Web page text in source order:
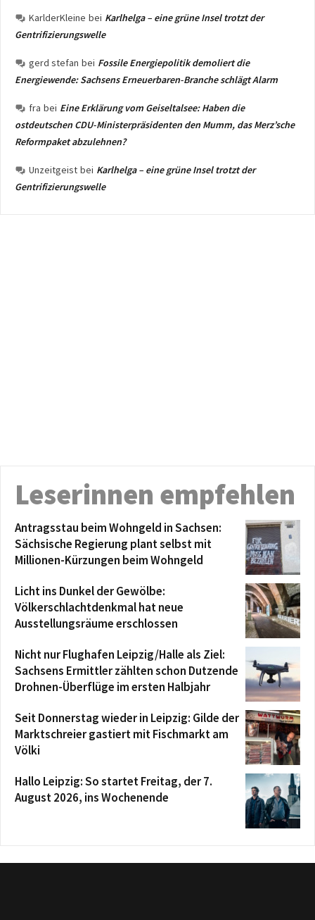
KarlderKleine bei Karlhelga – eine grüne Insel trotzt der
Gentrifizierungswelle
gerd stefan bei Fossile Energiepolitik demoliert die
Energiewende: Sachsens Erneuerbaren-Branche schlägt Alarm
fra bei Eine Erklärung vom Geiseltalsee: Haben die
ostdeutschen CDU-Ministerpräsidenten den Mumm, das Merz’sche
Reformpaket abzulehnen?
Unzeitgeist bei Karlhelga – eine grüne Insel trotzt der
Gentrifizierungswelle
Leserinnen empfehlen
Antragsstau beim Wohngeld in Sachsen:
Sächsische Regierung plant selbst mit
Millionen-Kürzungen beim Wohngeld
Licht ins Dunkel der Gewölbe:
Völkerschlachtdenkmal hat neue
Ausstellungsräume erschlossen
Nicht nur Flughafen Leipzig/Halle als Ziel:
Sachsens Ermittler zählten schon Dutzende
Drohnen-Überflüge im ersten Halbjahr
Seit Donnerstag wieder in Leipzig: Gilde der
Marktschreier gastiert mit Fischmarkt am
Völki
Hallo Leipzig: So startet Freitag, der 7.
August 2026, ins Wochenende